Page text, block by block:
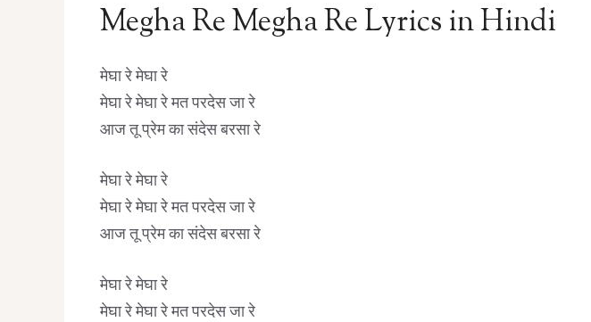
Megha Re Megha Re Lyrics in Hindi
मेघा रे मेघा रे
मेघा रे मेघा रे मत परदेस जा रे
आज तू प्रेम का संदेस बरसा रे
मेघा रे मेघा रे
मेघा रे मेघा रे मत परदेस जा रे
आज तू प्रेम का संदेस बरसा रे
मेघा रे मेघा रे
मेघा रे मेघा रे मत परदेस जा रे